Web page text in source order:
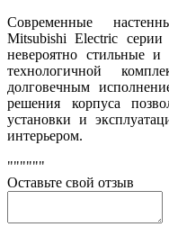
Современные
Mitsubishi Electric
невероятно стильные
технологичной
долговечным
решения корпуса
установки и
интерьером.
""""""
Оставьте свой отзыв